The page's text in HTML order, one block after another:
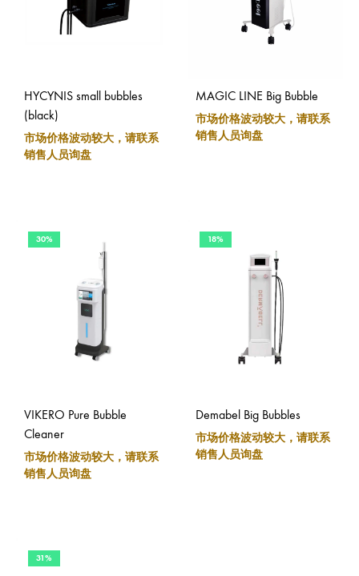
HYCYNIS small bubbles
(black)
市场价格波动较大，请联系
销售人员询盘
MAGIC LINE Big Bubble
市场价格波动较大，请联系
销售人员询盘
30%
VIKERO Pure Bubble
Cleaner
市场价格波动较大，请联系
销售人员询盘
18%
Demabel Big Bubbles
市场价格波动较大，请联系
销售人员询盘
31%